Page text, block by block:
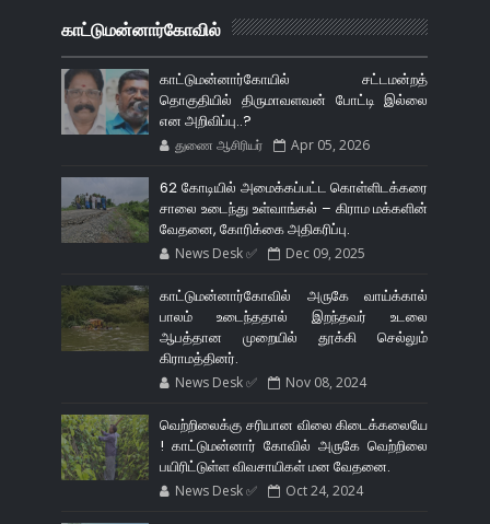
காட்டுமன்னார்கோவில்
காட்டுமன்னார்கோயில் சட்டமன்றத்
தொகுதியில் திருமாவளவன் போட்டி இல்லை
என அறிவிப்பு..?
துணை ஆசிரியர் Apr 05, 2026
62 கோடியில் அமைக்கப்பட்ட கொள்ளிடக்கரை
சாலை உடைந்து உள்வாங்கல் – கிராம மக்களின்
வேதனை, கோரிக்கை அதிகரிப்பு.
News Desk ✅ Dec 09, 2025
காட்டுமன்னார்கோவில் அருகே வாய்க்கால்
பாலம் உடைந்ததால் இறந்தவர் உடலை
ஆபத்தான முறையில் தூக்கி செல்லும்
கிராமத்தினர்.
News Desk ✅ Nov 08, 2024
வெற்றிலைக்கு சரியான விலை கிடைக்கலையே
! காட்டுமன்னார் கோவில் அருகே வெற்றிலை
பயிரிட்டுள்ள விவசாயிகள் மன வேதனை.
News Desk ✅ Oct 24, 2024